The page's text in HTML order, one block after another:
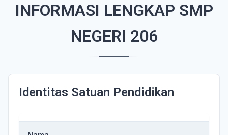
INFORMASI LENGKAP SMP
NEGERI 206
Identitas Satuan Pendidikan